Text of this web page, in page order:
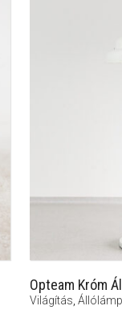
Opteam Króm
Világítás